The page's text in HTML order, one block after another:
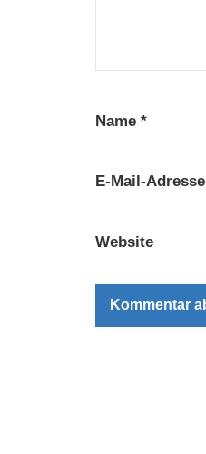
Name *
E-Mail-Adresse
Website